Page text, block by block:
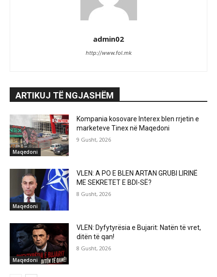
admin02
http://www.fol.mk
ARTIKUJ TË NGJASHËM
Maqedoni
Kompania kosovare Interex blen rrjetin e
marketeve Tinex në Maqedoni
9 Gusht, 2026
Maqedoni
VLEN: A PO E BLEN ARTAN GRUBI LIRINË
ME SEKRETET E BDI-SË?
8 Gusht, 2026
Maqedoni
VLEN: Dyfytyrësia e Bujarit: Natën të vret,
ditën të qan!
8 Gusht, 2026